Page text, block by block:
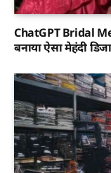
ChatGPT Bridal
बनाया ऐसा मेहंदी